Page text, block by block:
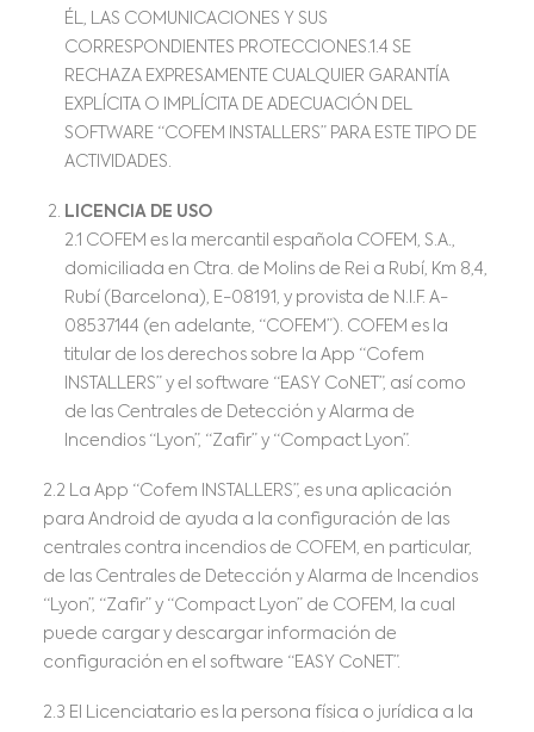
ÉL, LAS COMUNICACIONES Y SUS
CORRESPONDIENTES PROTECCIONES.1.4 SE
RECHAZA EXPRESAMENTE CUALQUIER GARANTÍA
EXPLÍCITA O IMPLÍCITA DE ADECUACIÓN DEL
SOFTWARE “COFEM INSTALLERS” PARA ESTE TIPO DE
ACTIVIDADES.
LICENCIA DE USO
2.1 COFEM es la mercantil española COFEM, S.A.,
domiciliada en Ctra. de Molins de Rei a Rubí, Km 8,4,
Rubí (Barcelona), E-08191, y provista de N.I.F. A-
08537144 (en adelante, “COFEM”). COFEM es la
titular de los derechos sobre la App “Cofem
INSTALLERS” y el software “EASY CoNET”, así como
de las Centrales de Detección y Alarma de
Incendios “Lyon”, “Zafir” y “Compact Lyon”.
2.2 La App “Cofem INSTALLERS”, es una aplicación
para Android de ayuda a la configuración de las
centrales contra incendios de COFEM, en particular,
de las Centrales de Detección y Alarma de Incendios
“Lyon”, “Zafir” y “Compact Lyon” de COFEM, la cual
puede cargar y descargar información de
configuración en el software “EASY CoNET”.
2.3 El Licenciatario es la persona física o jurídica a la